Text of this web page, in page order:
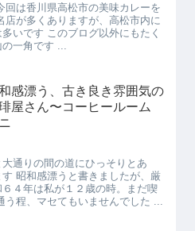
回は香川県高松市の美味カレーを
が多くありますが、高松市内に
いです このブログ以外にもたく
一角です ...
感漂う、古き良き雰囲気の
屋さん〜コーヒールーム
通りの間の道にひっそりとあ
昭和感漂うと書きましたが、厳
４年は私が１２歳の時。まだ喫
程、マセてもいませんでした ...